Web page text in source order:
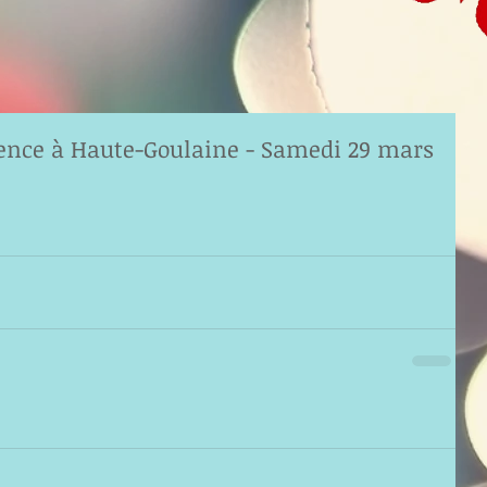
à Haute-Goulaine - Samedi 29 mars